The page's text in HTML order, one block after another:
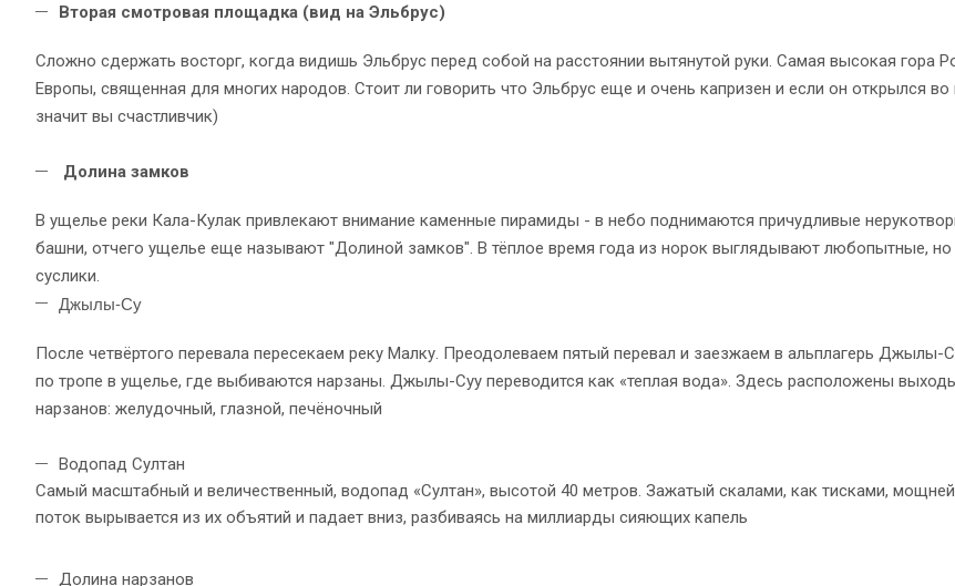
Вторая смотровая площадка (вид на Эльбрус)
Сложно сдержать восторг, когда видишь Эльбрус перед собой на расстоянии вытянутой руки. Самая высокая гора
Европы, священная для многих народов. Стоит ли говорить что Эльбрус еще и очень капризен и если он открылся во
значит вы счастливчик)
Долина замков
В ущелье реки Кала-Кулак привлекают внимание каменные пирамиды - в небо поднимаются причудливые
башни, отчего ущелье еще называют "Долиной замков". В тёплое время года из норок выглядывают любопытные, но
суслики.
Джылы-Су
После четвёртого перевала пересекаем реку Малку. Преодолеваем пятый перевал и заезжаем в альплагерь Джылы-
по тропе в ущелье, где выбиваются нарзаны. Джылы-Суу переводится как «теплая вода». Здесь расположены
нарзанов: желудочный, глазной, печёночный
Водопад Султан
Самый масштабный и величественный, водопад «Султан», высотой 40 метров. Зажатый скалами, как тисками,
поток вырывается из их объятий и падает вниз, разбиваясь на миллиарды сияющих капель
Долина нарзанов